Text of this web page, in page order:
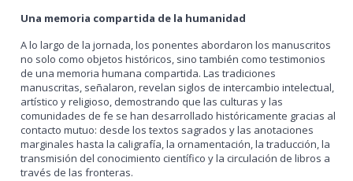
Una memoria compartida de la humanidad
A lo largo de la jornada, los ponentes abordaron los manuscritos
no solo como objetos históricos, sino también como testimonios
de una memoria humana compartida. Las tradiciones
manuscritas, señalaron, revelan siglos de intercambio intelectual,
artístico y religioso, demostrando que las culturas y las
comunidades de fe se han desarrollado históricamente gracias al
contacto mutuo: desde los textos sagrados y las anotaciones
marginales hasta la caligrafía, la ornamentación, la traducción, la
transmisión del conocimiento científico y la circulación de libros a
través de las fronteras.